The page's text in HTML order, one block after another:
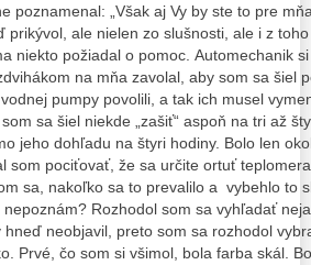
poznamenal: „Však aj Vy by ste to pre
prikývol, ale nielen zo slušnosti, ale i z
niekto požiadal o pomoc. Automechanik
na mňa zavolal, aby som sa šiel
pumpy povolili, a tak ich musel
sa šiel niekde „zašiť“ aspoň na tri až
jeho dohľadu na štyri hodiny. Bolo len
som pociťovať, že sa určite ortuť
sa, nakoľko sa to prevalilo a vybehlo to
Rozhodol som sa vyhľadať
hneď neobjavil, preto som sa rozhodol
Prvé, čo som si všimol, bola farba skál.